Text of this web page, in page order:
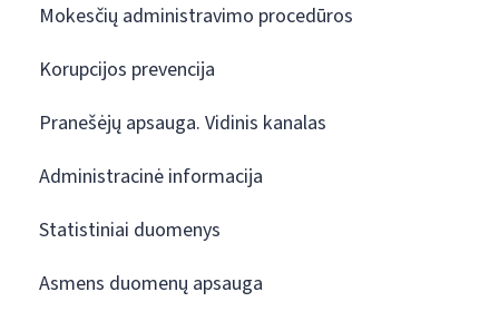
Mokesčių administravimo procedūros
Korupcijos prevencija
Pranešėjų apsauga. Vidinis kanalas
Administracinė informacija
Statistiniai duomenys
Asmens duomenų apsauga